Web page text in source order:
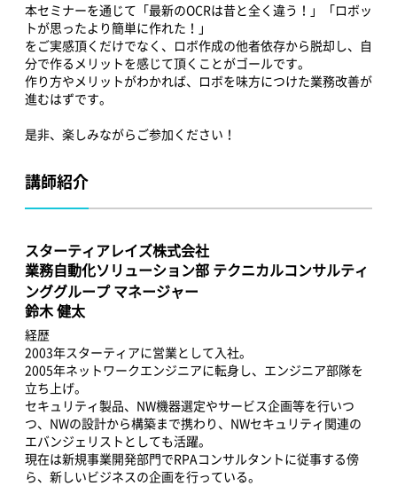
本セミナーを通じて「最新のOCRは昔と全く違う！」「ロボッ
トが思ったより簡単に作れた！」
をご実感頂くだけでなく、ロボ作成の他者依存から脱却し、自
分で作るメリットを感じて頂くことがゴールです。
作り方やメリットがわかれば、ロボを味方につけた業務改善が
進むはずです。
是非、楽しみながらご参加ください！
講師紹介
スターティアレイズ株式会社
業務自動化ソリューション部 テクニカルコンサルティ
ンググループ マネージャー
鈴木 健太
経歴
2003年スターティアに営業として入社。
2005年ネットワークエンジニアに転身し、エンジニア部隊を
立ち上げ。
セキュリティ製品、NW機器選定やサービス企画等を行いつ
つ、NWの設計から構築まで携わり、NWセキュリティ関連の
エバンジェリストとしても活躍。
現在は新規事業開発部門でRPAコンサルタントに従事する傍
ら、新しいビジネスの企画を行っている。